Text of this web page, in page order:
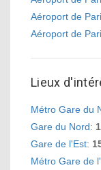
Aéroport de
Aéroport de
Lieux
Métro Gare du
Gare du Nord:
Gare de l'Est:
Métro Gare de